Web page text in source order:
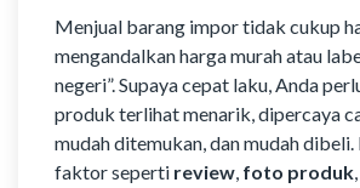
Menjual barang impor tidak cukup
mengandalkan harga murah atau
negeri”. Supaya cepat laku, Anda
produk terlihat menarik, dipercaya
mudah ditemukan, dan mudah
faktor seperti review, foto produk,